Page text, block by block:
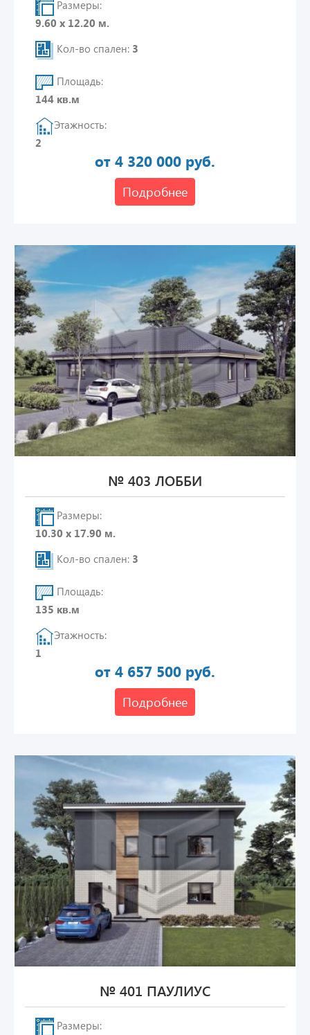
Размеры:
9.60 х 12.20 м.
Кол-во спален: 3
Площадь:
144 кв.м
Этажность:
2
от 4 320 000 руб.
Подробнее
№ 403 ЛОББИ
Размеры:
10.30 х 17.90 м.
Кол-во спален: 3
Площадь:
135 кв.м
Этажность:
1
от 4 657 500 руб.
Подробнее
№ 401 ПАУЛИУС
Размеры: